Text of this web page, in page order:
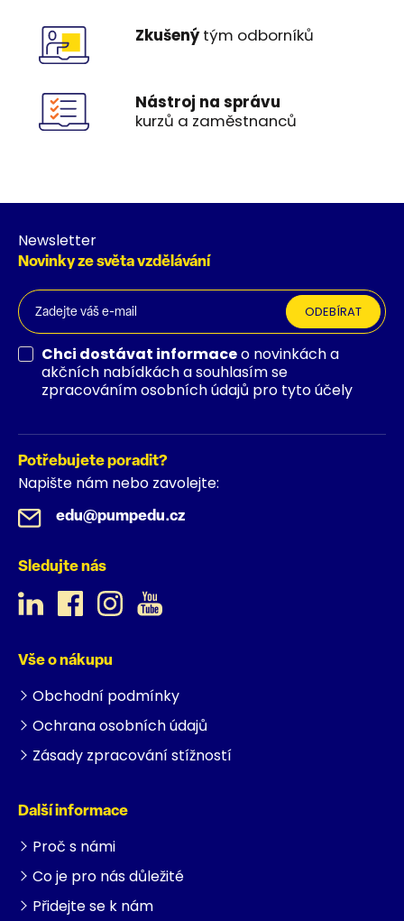
Zkušenýtým odborníků
Nástroj na správu
kurzů a zaměstnanců
Newsletter
Novinky ze světa vzdělávání
ODEBÍRAT
Chci dostávat informaceo novinkách a
akčních nabídkách a souhlasím se
zpracováním osobních údajů pro tyto účely
Potřebujete poradit?
Napište nám nebo zavolejte:
edu@pumpedu.cz
Sledujte nás
Vše o nákupu
Obchodní podmínky
Ochrana osobních údajů
Zásady zpracování stížností
Další informace
Proč s námi
Co je pro nás důležité
Přidejte se k nám